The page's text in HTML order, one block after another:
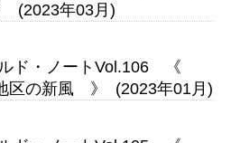
(2023年03月)
ド・ノートVol.106 《
区の新風 》 (2023年01月)